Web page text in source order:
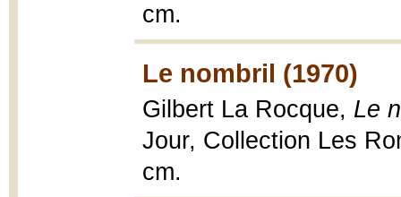
cm.
Le nombril (1970)
Gilbert La Rocque, Le
Jour, Collection Les
cm.